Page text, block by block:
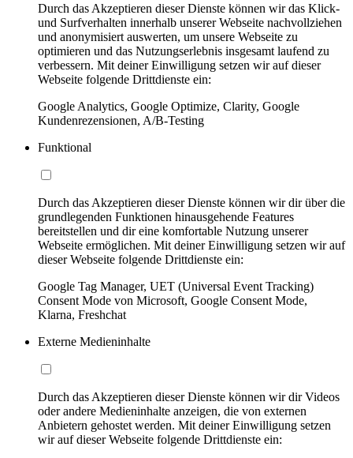
Durch das Akzeptieren dieser Dienste können wir das Klick-
und Surfverhalten innerhalb unserer Webseite nachvollziehen
und anonymisiert auswerten, um unsere Webseite zu
optimieren und das Nutzungserlebnis insgesamt laufend zu
verbessern. Mit deiner Einwilligung setzen wir auf dieser
Webseite folgende Drittdienste ein:
Google Analytics, Google Optimize, Clarity, Google
Kundenrezensionen, A/B-Testing
Funktional
Durch das Akzeptieren dieser Dienste können wir dir über die
grundlegenden Funktionen hinausgehende Features
bereitstellen und dir eine komfortable Nutzung unserer
Webseite ermöglichen. Mit deiner Einwilligung setzen wir auf
dieser Webseite folgende Drittdienste ein:
Google Tag Manager, UET (Universal Event Tracking)
Consent Mode von Microsoft, Google Consent Mode,
Klarna, Freshchat
Externe Medieninhalte
Durch das Akzeptieren dieser Dienste können wir dir Videos
oder andere Medieninhalte anzeigen, die von externen
Anbietern gehostet werden. Mit deiner Einwilligung setzen
wir auf dieser Webseite folgende Drittdienste ein: